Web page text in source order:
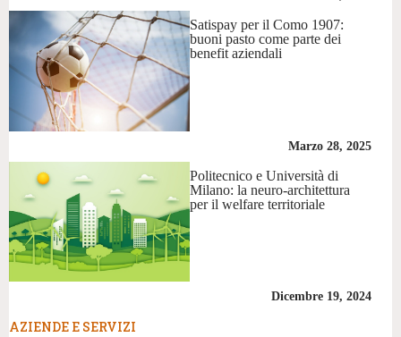
Satispay per il Como 1907:
buoni pasto come parte dei
benefit aziendali
Marzo 28, 2025
Politecnico e Università di
Milano: la neuro-architettura
per il welfare territoriale
Dicembre 19, 2024
AZIENDE E SERVIZI